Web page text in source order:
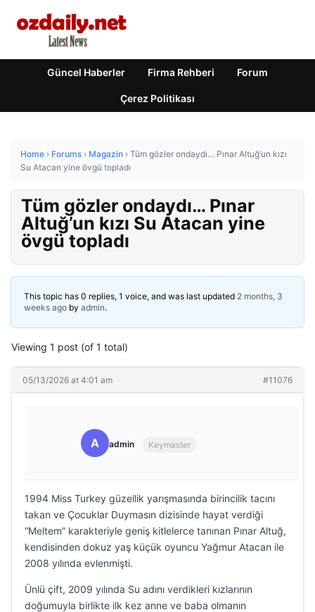
Güncel Haberler Firma Rehberi Forum
Çerez Politikası
Home › Forums › Magazin › Tüm gözler ondaydı… Pınar Altuğ’un kızı
Su Atacan yine övgü topladı
Tüm gözler ondaydı… Pınar
Altuğ’un kızı Su Atacan yine
övgü topladı
This topic has 0 replies, 1 voice, and was last updated 2 months, 3
weeks ago by admin.
Viewing 1 post (of 1 total)
05/13/2026 at 4:01 am #11076
A admin Keymaster
1994 Miss Turkey güzellik yarışmasında birincilik tacını
takan ve Çocuklar Duymasın dizisinde hayat verdiği
“Meltem” karakteriyle geniş kitlelerce tanınan Pınar Altuğ,
kendisinden dokuz yaş küçük oyuncu Yağmur Atacan ile
2008 yılında evlenmişti.
Ünlü çift, 2009 yılında Su adını verdikleri kızlarının
doğumuyla birlikte ilk kez anne ve baba olmanın